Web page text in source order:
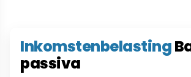
Inkomstenbelasting
passiva